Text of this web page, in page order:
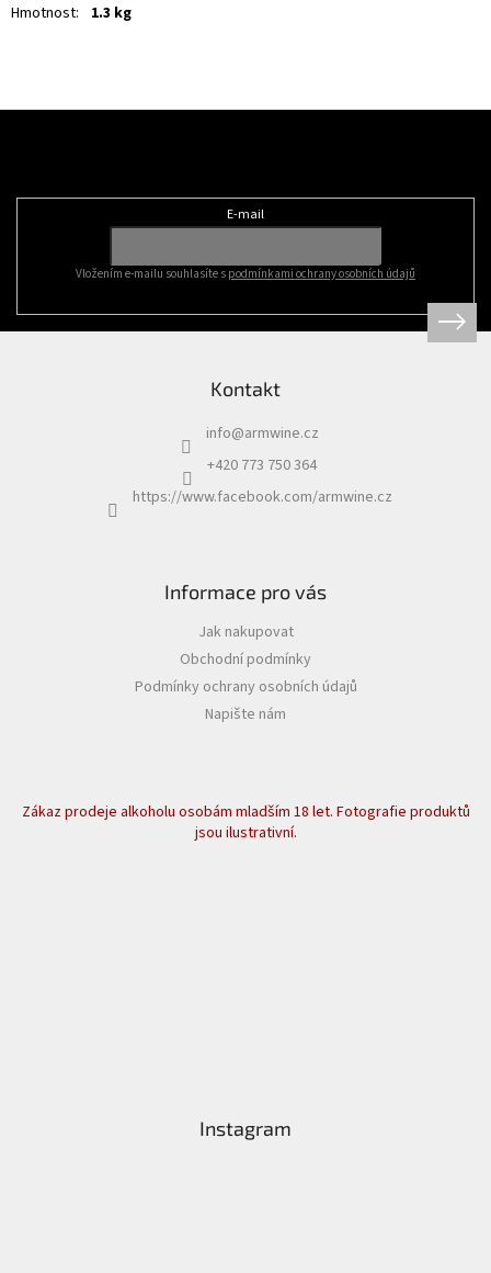
Hmotnost: 1.3 kg
E-mail
Vložením e-mailu souhlasíte s podmínkami ochrany osobních údajů
Kontakt
info@armwine.cz
+420 773 750 364
https://www.facebook.com/armwine.cz
Informace pro vás
Jak nakupovat
Obchodní podmínky
Podmínky ochrany osobních údajů
Napište nám
Zákaz prodeje alkoholu osobám mladším 18 let. Fotografie produktů
jsou ilustrativní.
Instagram